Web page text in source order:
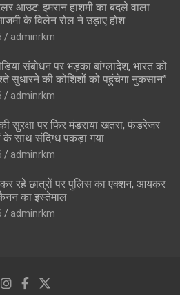
आउट: इमरान हाशमी का बदले वाला
के विलेन रोल ने उड़ाए होश
adminrkm
संबोधन पर भड़का बांग्लादेश, भारत को
सुधारने की कोशिशों को पहुंचेगा नुकसान”
adminrkm
सुरक्षा पर फिर मंडराया खतरा, फंडरेजर
के साथ संदिग्ध पकड़ा गया
adminrkm
कर रहे छात्रों पर पुलिस का एक्शन, आयकर
का इस्तेमाल
adminrkm